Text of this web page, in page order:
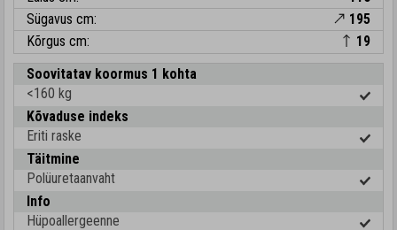
Sügavus cm:
195
Kõrgus cm:
19
Soovitatav koormus 1 kohta
<160 kg
Kõvaduse indeks
Eriti raske
Täitmine
Polüuretaanvaht
Info
Hüpoallergeenne